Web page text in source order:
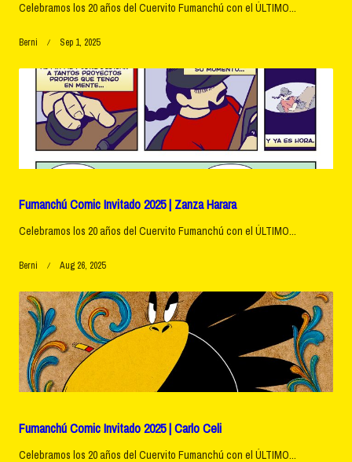
Celebramos los 20 años del Cuervito Fumanchú con el ÚLTIMO...
Berni Sep 1, 2025
Fumanchú Comic Invitado 2025 | Zanza Harara
Celebramos los 20 años del Cuervito Fumanchú con el ÚLTIMO...
Berni Aug 26, 2025
Fumanchú Comic Invitado 2025 | Carlo Celi
Celebramos los 20 años del Cuervito Fumanchú con el ÚLTIMO...